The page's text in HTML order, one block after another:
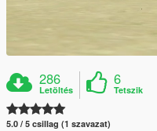
286
Letöltés
6
Tetszik
5.0 / 5 csillag (1 szavazat)